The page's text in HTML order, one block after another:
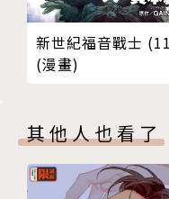
新世紀福音戰士
(漫畫)
其他人也看了